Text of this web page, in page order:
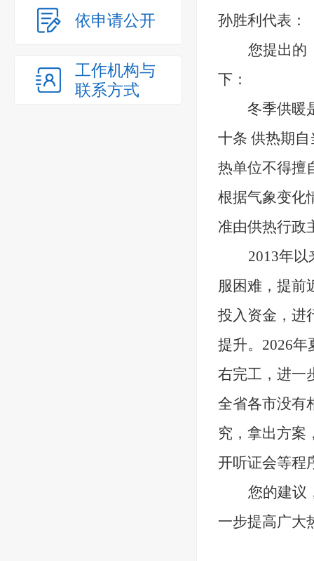
依申请公开
工作机构与
联系方式
孙胜利 代表：
您提出的
下：
冬季供暖
十条 供热期自
热单位不得擅
根据气象变化
准由供热行政
2013年以
服困难，提前
投入资金，进
提升。 2026年
右完工， 进一
全省各市没有
究，拿出方案
开听证会等程
您的建议
一步提高广大